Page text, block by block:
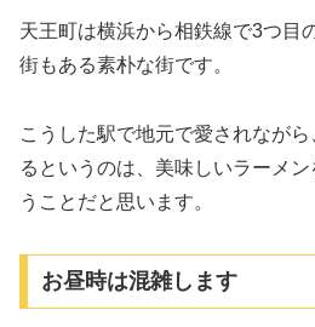
天王町は横浜から相鉄線で3つ目
街もある素朴な街です。
こうした駅で地元で愛されなが
るというのは、美味しいラーメ
うことだと思います。
お昼時は混雑します